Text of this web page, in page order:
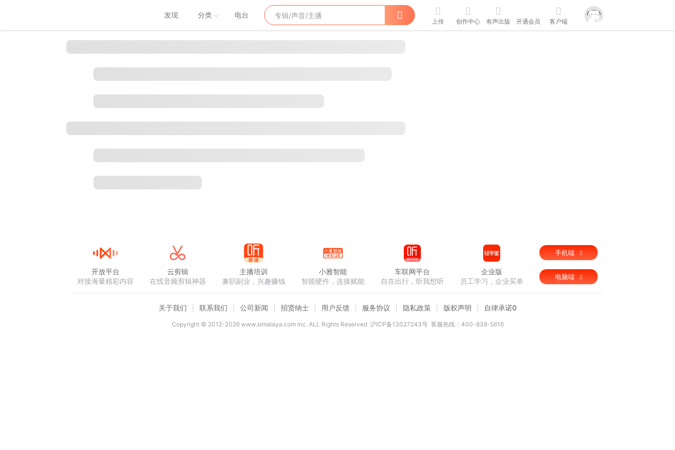
发现 分类 电台
上传 创作中心 有声出版 开通会员 客户端
开放平台
对接海量精彩内容
云剪辑
在线音频剪辑神器
主播培训
兼职副业，兴趣赚钱
小雅智能
智能硬件，连接赋能
车联网平台
自在出行，听我想听
企业版
员工学习，企业买单
手机端
电脑端
关于我们 联系我们 公司新闻 招贤纳士 用户反馈 服务协议 隐私政策 版权声明 自律承诺0
Copyright © 2012-2026www.ximalaya.com lnc. ALL Rights Reserved 沪ICP备13027243号 客服热线：400-838-5616